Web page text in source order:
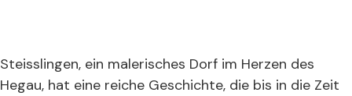
Steisslingen, ein malerisches Dorf im Herzen des
Hegau, hat eine reiche Geschichte, die bis in die Zeit